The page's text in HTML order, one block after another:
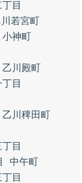
目
川若宮町
小神町
乙川殿町
目
乙川稗田町
目
中午町
目